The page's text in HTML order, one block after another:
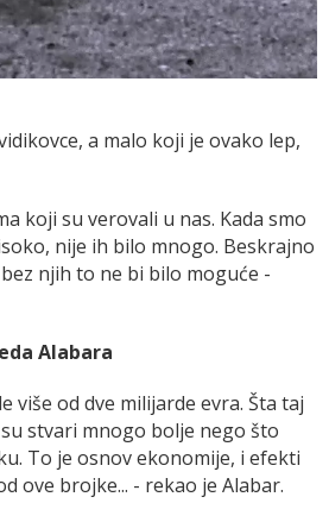
a malo koji je ovako lep,
koji su verovali u nas. Kada smo
nije ih bilo mnogo. Beskrajno
njih to ne bi bilo moguće -
Alabara
više od dve milijarde evra. Šta taj
stvari mnogo bolje nego što
To je osnov ekonomije, i efekti
ove brojke... - rekao je Alabar.